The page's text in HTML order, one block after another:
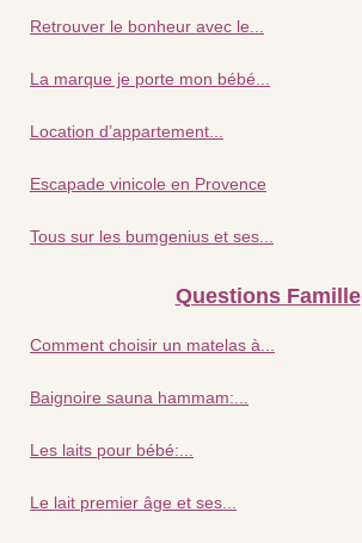
Retrouver le bonheur avec le...
La marque je porte mon bébé...
Location d’appartement...
Escapade vinicole en Provence
Tous sur les bumgenius et ses...
Questions Famille
Comment choisir un matelas à...
Baignoire sauna hammam:...
Les laits pour bébé:...
Le lait premier âge et ses...